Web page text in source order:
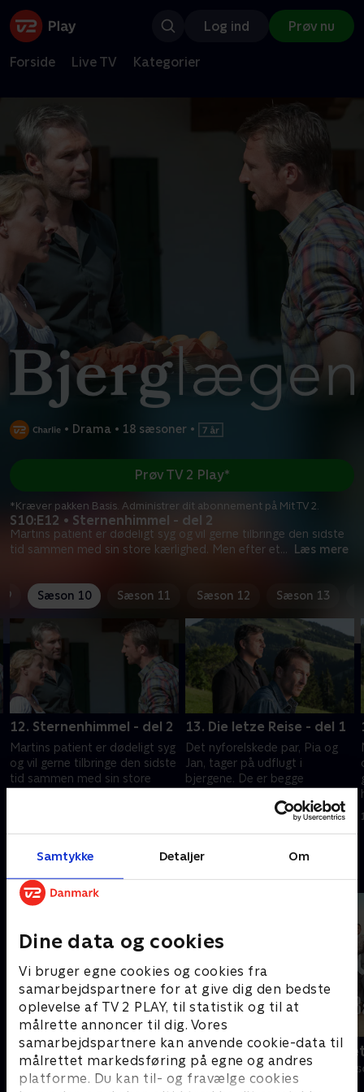
Samtykke Detaljer Om
Dine data og cookies
Vi bruger egne cookies og cookies fra
samarbejdspartnere for at give dig den bedste
oplevelse af TV 2 PLAY, til statistik og til at
målrette annoncer til dig. Vores
samarbejdspartnere kan anvende cookie-data til
målrettet markedsføring på egne og andres
platforme. Du kan til- og fravælge cookies
Log ind Prøv nu
Forside Live TV Kategorier
• Drama • 18 sæsoner •
S10:E12 • Sternenhimmel - del 2
Martins patient er dødeligt syg og vil gerne tilbringe den sidste
tid sammen med sin store kærlighed. Men efter et... Læs mere
Prøv TV 2 Play*
*Kræver pakken Basis. Administrer dit abonnement på Mit TV 2.
9 Sæson 10 Sæson 11 Sæson 12 Sæson 13
12. Sternenhimmel - del 2
Martins patient er dødeligt syg
og vil gerne tilbringe den sidste
tid sammen med sin store
13. Die letze Reise - del 1
Det nyforelskede par, Pia og
Jan, tager på udflugt i
bjergene. De er begge
tager deres tur en kritisk
9. maj 2018 • 43 min
Bjergets helte
Drama • 15 sæsoner Drama • 10